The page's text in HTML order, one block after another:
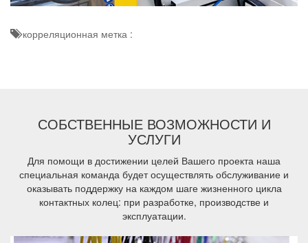
корреляционная метка :
СОБСТВЕННЫЕ ВОЗМОЖНОСТИ И
УСЛУГИ
Для помощи в достижении целей Вашего проекта наша
специальная команда будет осуществлять обслуживание и
оказывать поддержку на каждом шаге жизненного цикла
контактных колец: при разработке, производстве и
эксплуатации.